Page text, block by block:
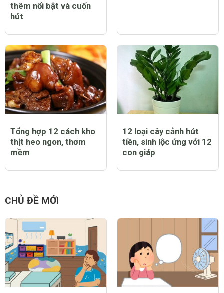
Tổng hợp 20 mẫu tóc
xoăn ngắn đẹp trẻ
thêm nổi bật và cuốn
hút
Danh sách các quán ăn
ngon nức tiếng ở Sài
Tổng hợp 12 cách kho
thịt heo ngon, thơm
mềm
12 loại cây cảnh hút
tiền, sinh lộc ứng với 12
con giáp